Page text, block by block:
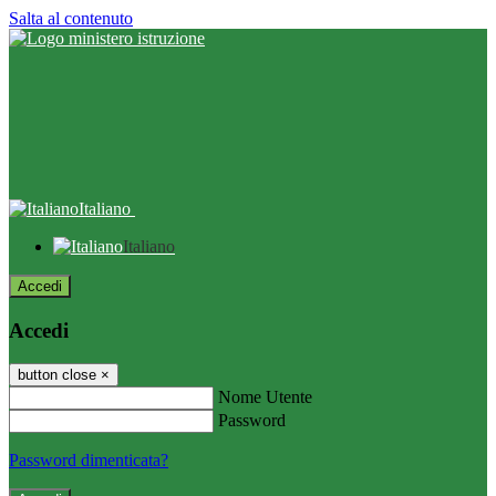
Salta al contenuto
Italiano
Italiano
Accedi
Accedi
button close ×
Nome Utente
Password
Password dimenticata?